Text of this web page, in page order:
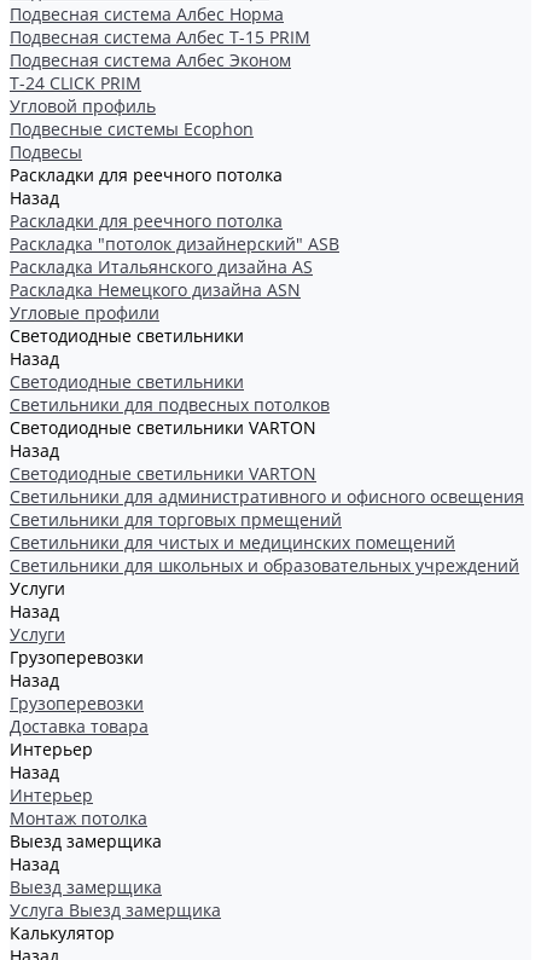
Подвесная система Албес Норма
Подвесная система Албес Т-15 PRIM
Подвесная система Албес Эконом
Т-24 CLICK PRIM
Угловой профиль
Подвесные системы Ecophon
Подвесы
Раскладки для реечного потолка
Назад
Раскладки для реечного потолка
Раскладка "потолок дизайнерский" ASB
Раскладка Итальянского дизайна AS
Раскладка Немецкого дизайна АSN
Угловые профили
Светодиодные светильники
Назад
Светодиодные светильники
Светильники для подвесных потолков
Светодиодные светильники VARTON
Назад
Светодиодные светильники VARTON
Светильники для административного и офисного освещения
Светильники для торговых прмещений
Светильники для чистых и медицинских помещений
Светильники для школьных и образовательных учреждений
Услуги
Назад
Услуги
Грузоперевозки
Назад
Грузоперевозки
Доставка товара
Интерьер
Назад
Интерьер
Монтаж потолка
Выезд замерщика
Назад
Выезд замерщика
Услуга Выезд замерщика
Калькулятор